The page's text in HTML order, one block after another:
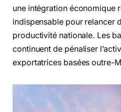
une intégration économique
indispensable pour relancer
productivité nationale. Les
continuent de pénaliser
exportatrices basées outre-